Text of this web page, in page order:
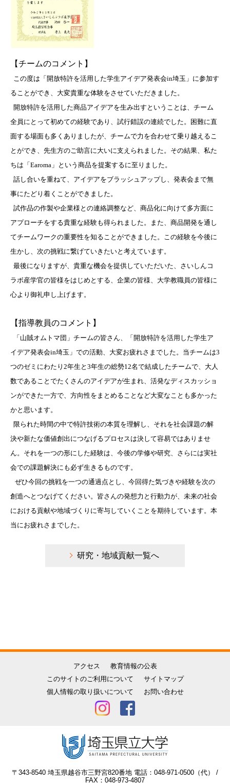
【チームのコメント】
この度は「開放特許を活用した学生アイデア発表会in埼玉」に参加す
ることができ、大変貴重な体験をさせていただきました。
開放特許を活用した商品アイデアを生み出すということは、チーム
全員にとって初めての経験であり、試行錯誤の連続でした。困難に直
面する場面も多くありましたが、チームで力を合わせて乗り越えるこ
とができ、先生方のご助言に大いに支えられました。その結果、私た
ちは「Earoma」という商品を提案するに至りました。
話し合いを重ねて、アイデアをブラッシュアップし、発表会まで無
事にたどり着くことができました。
試作品の作製や企業様との連絡調整など、商品化に向けて多方面に
アプローチをする貴重な経験も得られました。また、商品開発を通し
てチームワークの重要性を知ることができました。この経験を今後に
生かし、次の挑戦に繋げていきたいと考えています。
最後になりますが、貴重な機会を提供していただいた、さいしんコ
ラボ産学官の皆様をはじめとする、企業の皆様、大学教職員の皆様に
心より御礼申し上げます。
【指導教員のコメント】
「山賊オムトマ団」チームの皆さん、「開放特許を活用した学生ア
イデア発表会in埼玉」での活動、大変お疲れさまでした。当チームは3
つのゼミにわたり2年生と3年生の総勢12名で結成したチームで、大人
数であることでたくさんのアイデアが生まれ、活発なディスカッショ
ンができた一方で、方向性をまとめることなど大変なことも多かった
かと思います。
限られた時間の中で特許技術の本質を理解し、それを社会課題の解
決や新たな価値創出につなげるプロセスは決して容易ではありませ
ん。それを一つの形にした経験は、今後の学修や研究、さらには実社
会での課題解決にも必ず生きるものです。
ぜひ今回の挑戦を一つの通過点とし、今回得た気づきや経験を次の
創造へとつなげてください。皆さんの発想力と行動力が、未来の社会
における貢献や地域づくりに寄与していくことを期待しています。本
当にお疲れさまでした。
研究・地域貢献一覧へ
アクセス
教育情報の公表
このサイトのご利用について
サイトマップ
個人情報の取り扱いについて
お問い合わせ
〒343-8540 埼玉県越谷市三野宮820番地 電話：048-971-0500（代） /
FAX：048-973-4807